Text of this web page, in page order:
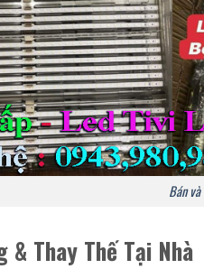
Bán
& Thay Thế Tại Nhà